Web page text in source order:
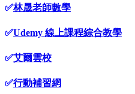
✅林晟老師數學
✅Udemy 線上課程綜合教學
✅艾爾雲校
✅行動補習網